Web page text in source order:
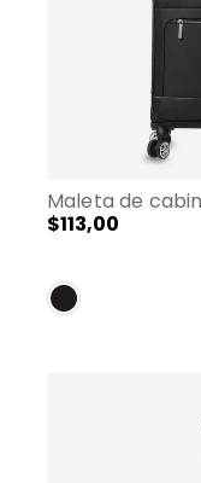
$113,00